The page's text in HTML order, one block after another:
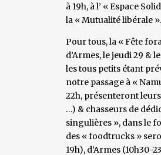
à 19h, à l’ « Espace
la « Mutualité libérale ».
Pour tous, la « Fête
d’Armes, le jeudi 29 &
les tous petits étant
notre passage à «
22h, présenteront leurs
…) & chasseurs de
singulières », dans le
des « foodtrucks »
19h), d’Armes (10h30-